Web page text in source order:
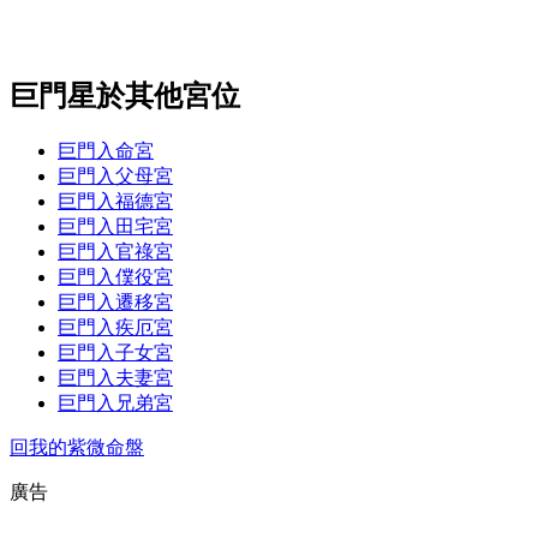
巨門星於其他宮位
巨門入命宮
巨門入父母宮
巨門入福德宮
巨門入田宅宮
巨門入官祿宮
巨門入僕役宮
巨門入遷移宮
巨門入疾厄宮
巨門入子女宮
巨門入夫妻宮
巨門入兄弟宮
回我的紫微命盤
廣告